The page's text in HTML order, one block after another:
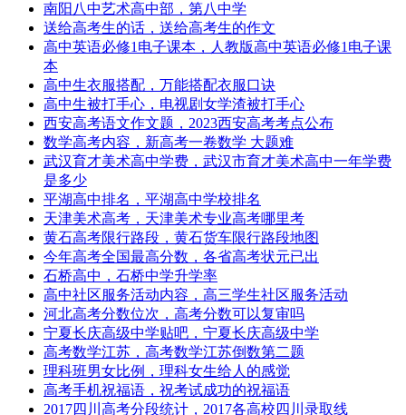
南阳八中艺术高中部，第八中学
送给高考生的话，送给高考生的作文
高中英语必修1电子课本，人教版高中英语必修1电子课
本
高中生衣服搭配，万能搭配衣服口诀
高中生被打手心，电视剧女学渣被打手心
西安高考语文作文题，2023西安高考考点公布
数学高考内容，新高考一卷数学 大题难
武汉育才美术高中学费，武汉市育才美术高中一年学费
是多少
平湖高中排名，平湖高中学校排名
天津美术高考，天津美术专业高考哪里考
黄石高考限行路段，黄石货车限行路段地图
今年高考全国最高分数，各省高考状元已出
石桥高中，石桥中学升学率
高中社区服务活动内容，高三学生社区服务活动
河北高考分数位次，高考分数可以复审吗
宁夏长庆高级中学贴吧，宁夏长庆高级中学
高考数学江苏，高考数学江苏倒数第二题
理科班男女比例，理科女生给人的感觉
高考手机祝福语，祝考试成功的祝福语
2017四川高考分段统计，2017各高校四川录取线